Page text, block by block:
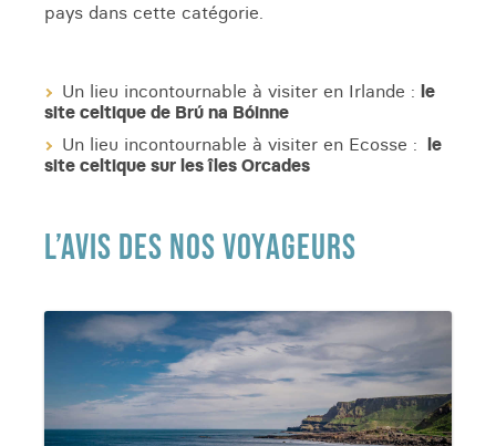
pays dans cette catégorie.
Un lieu incontournable à visiter en Irlande : le
site celtique de Brú na Bóinne
Un lieu incontournable à visiter en Ecosse : le
site celtique sur les îles Orcades
L’AVIS DES NOS VOYAGEURS